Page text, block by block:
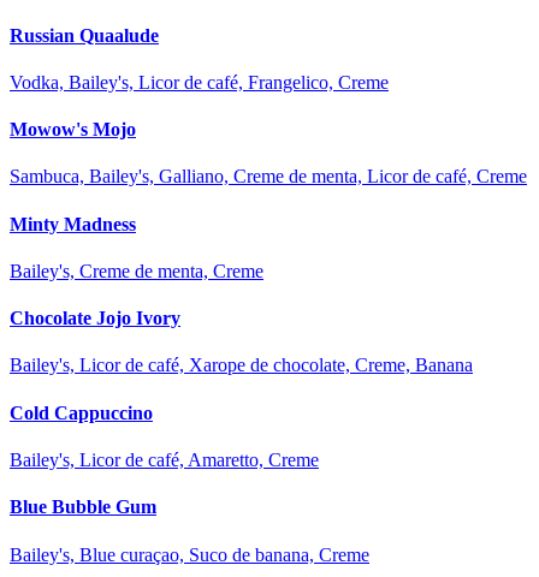
Russian Quaalude
Vodka, Bailey's, Licor de café, Frangelico, Creme
Mowow's Mojo
Sambuca, Bailey's, Galliano, Creme de menta, Licor de café, Creme
Minty Madness
Bailey's, Creme de menta, Creme
Chocolate Jojo Ivory
Bailey's, Licor de café, Xarope de chocolate, Creme, Banana
Cold Cappuccino
Bailey's, Licor de café, Amaretto, Creme
Blue Bubble Gum
Bailey's, Blue curaçao, Suco de banana, Creme